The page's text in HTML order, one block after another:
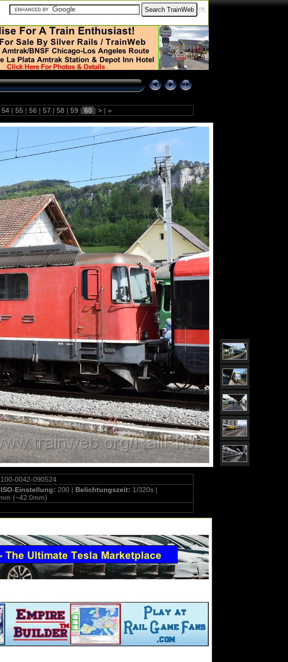
[?]
54 | 55 | 56 | 57 | 58 | 59 | 60 | > | »
0042-090524
ISO-Einstellung: 200 | Belichtungszeit: 1/320s |
(~42.0mm)